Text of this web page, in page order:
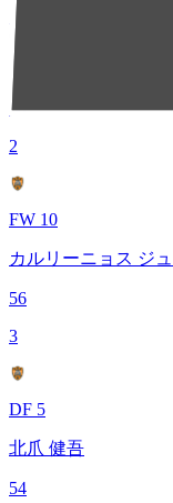
MF 33
乾 貴士
84
2
FW 10
カルリーニョス ジ
56
3
DF 5
北爪 健吾
54